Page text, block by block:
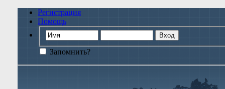
Регистрация
Помощь
Запомнить?